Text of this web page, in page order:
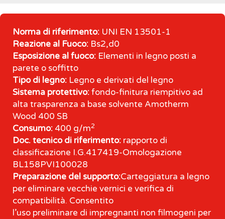
Norma di riferimento: UNI EN 13501-1
Reazione al Fuoco: Bs2,d0
Esposizione al fuoco: Elementi in legno posti a
parete o soffitto
Tipo di legno: Legno e derivati del legno
Sistema protettivo:fondo-finitura riempitivo ad
alta trasparenza a base solvente Amotherm
Wood 400 SB
Consumo:400 g/m2
Doc. tecnico di riferimento: rapporto di
classificazione I.G.417419-Omologazione
BL158PVI100028
Preparazione del supporto:Carteggiatura a legno
per eliminare vecchie vernici e verifica di
compatibilità. Consentito
l’uso preliminare di impregnanti non filmogeni per